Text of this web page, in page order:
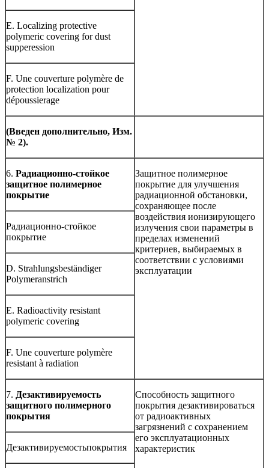
E. Localizing protective
polymeric covering for dust
supperession
F. Une couverture polymère de
protection localization pour
dépoussierage
(Введен дополнительно, Изм.
№ 2).
6. Радиационно-стойкое
защитное полимерное
покрытие
Защитное полимерное
покрытие для улучшения
радиационной обстановки,
сохраняющее после
воздействия ионизирующего
излучения свои параметры в
пределах изменений
критериев, выбираемых в
соответствии с условиями
эксплуатации
Радиационно-стойкое
покрытие
D. Strahlungsbeständiger
Polymeranstrich
E. Radioactivity resistant
polymeric covering
F. Une couverture polymère
resistant à radiation
7. Дезактивируемость
защитного полимерного
покрытия
Способность защитного
покрытия дезактивироваться
от радиоактивных
загрязнений с сохранением
его эксплуатационных
характеристик
Дезактивируемостьпокрытия